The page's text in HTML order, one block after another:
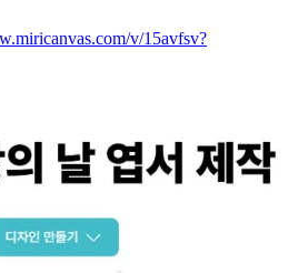
v/15avfsv?